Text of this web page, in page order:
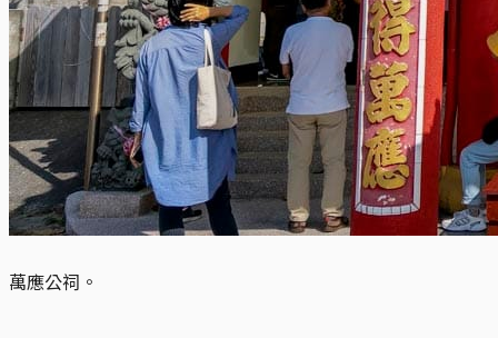
萬應公祠。